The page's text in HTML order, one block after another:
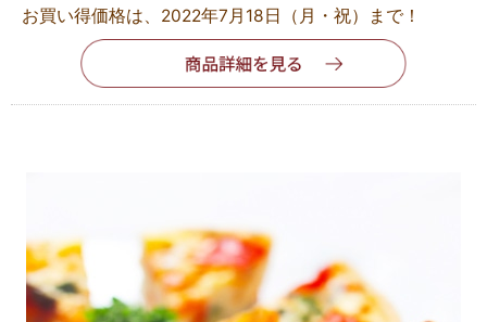
お買い得価格は、2022年7月18日（月・祝）まで！